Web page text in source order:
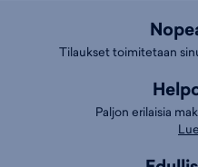
Tilaukset toimitetaan
Paljon erilaisia